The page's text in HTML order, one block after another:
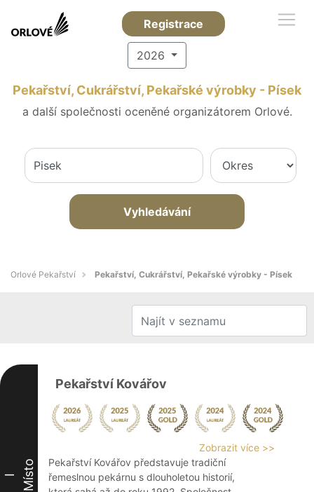
Registrace
2026
Pekařství, Cukrářství, Pekařské výrobky - Písek
a další společnosti oceněné organizátorem Orlové.
Vyhledávání
Orlové Pekařství Pekařství, Cukrářství, Pekařské výrobky - Písek
I Místo
Pekařství Kovářov
Zobrazit více >>
Pekařství Kovářov představuje tradiční
řemeslnou pekárnu s dlouholetou historií,